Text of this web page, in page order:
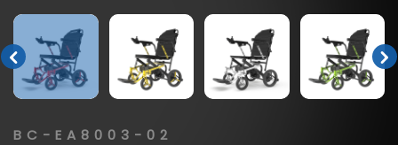
BC-EA8003-02